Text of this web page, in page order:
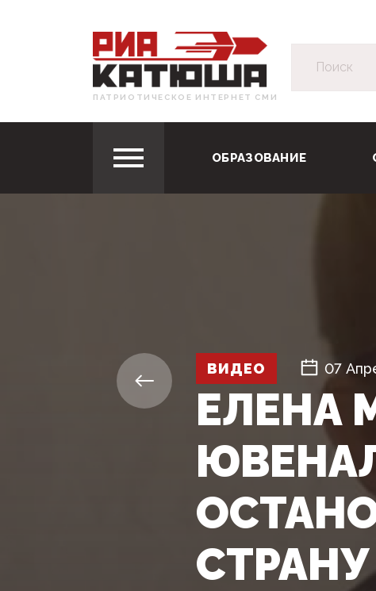
ПАТРИОТИЧЕСКОЕ ИНТЕРНЕТ СМИ
ОБРАЗОВАНИЕ
ВИДЕО 07
ЕЛЕНА
СТРАНУ